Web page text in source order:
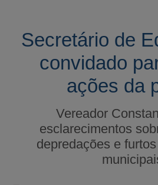
Secretário de
convidado
ações da
Vereador
esclarecimentos
depredações e